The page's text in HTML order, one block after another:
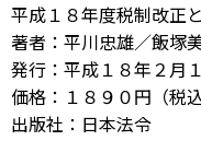
平成１８年度税制改正
著者：平川忠雄／飯塚
発行：平成１８年２月
価格：１８９０円（税込
出版社：日本法令